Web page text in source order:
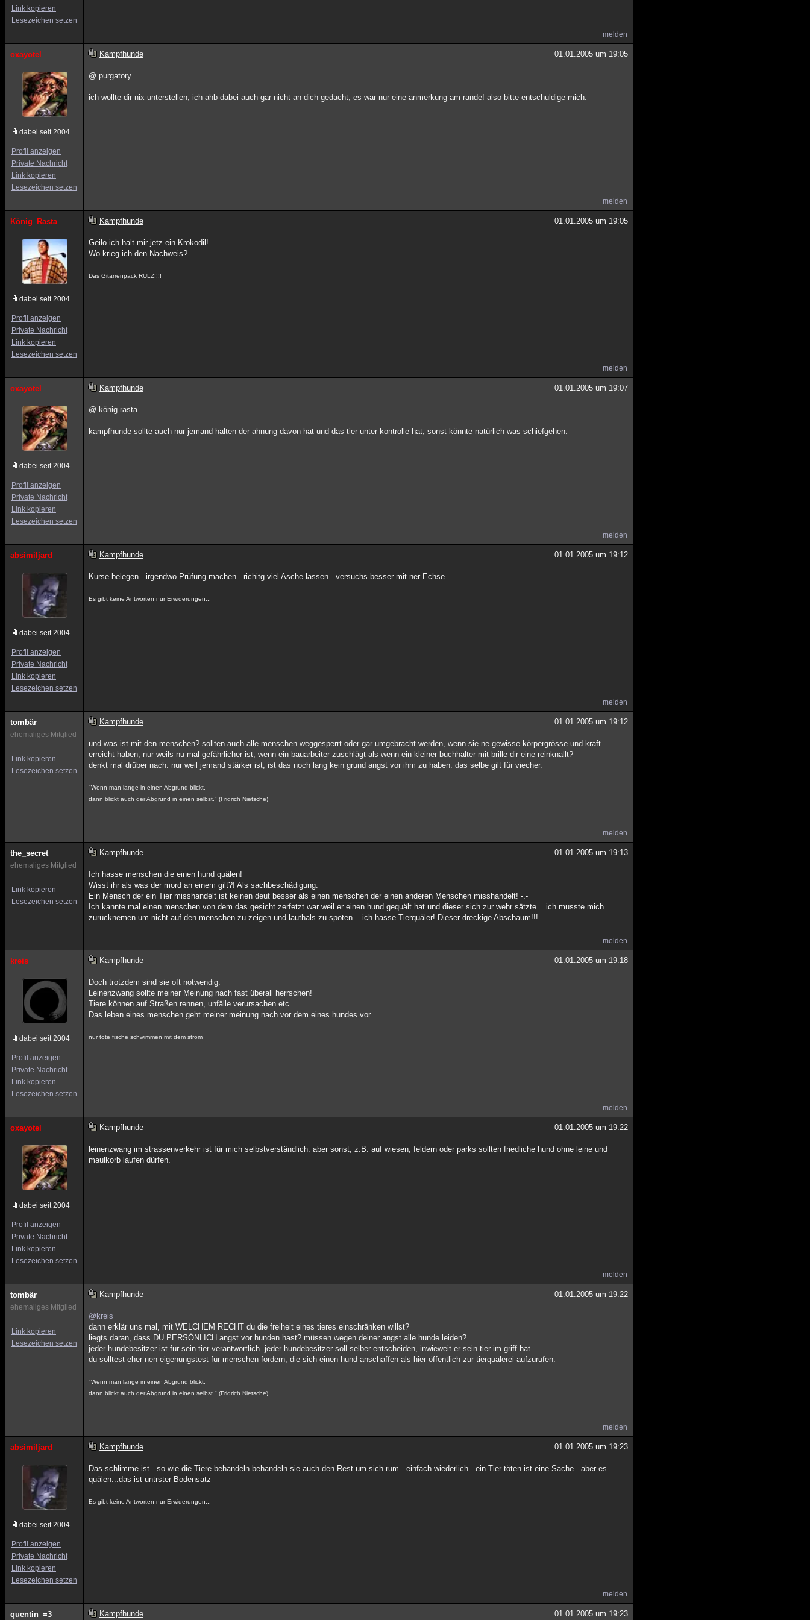
Link kopieren
Lesezeichen setzen
melden
oxayotel
dabei seit 2004
Profil anzeigen
Private Nachricht
Link kopieren
Lesezeichen setzen
Kampfhunde 01.01.2005 um 19:05
@ purgatory
ich wollte dir nix unterstellen, ich ahb dabei auch gar nicht an dich gedacht, es war nur eine anmerkung am rande! also bitte entschuldige mich.
melden
König_Rasta
dabei seit 2004
Profil anzeigen
Private Nachricht
Link kopieren
Lesezeichen setzen
Kampfhunde 01.01.2005 um 19:05
Geilo ich halt mir jetz ein Krokodil!
Wo krieg ich den Nachweis?
Das Gitarrenpack RULZ!!!!
melden
oxayotel
dabei seit 2004
Profil anzeigen
Private Nachricht
Link kopieren
Lesezeichen setzen
Kampfhunde 01.01.2005 um 19:07
@ könig rasta
kampfhunde sollte auch nur jemand halten der ahnung davon hat und das tier unter kontrolle hat, sonst könnte natürlich was schiefgehen.
melden
absimiljard
dabei seit 2004
Profil anzeigen
Private Nachricht
Link kopieren
Lesezeichen setzen
Kampfhunde 01.01.2005 um 19:12
Kurse belegen...irgendwo Prüfung machen...richitg viel Asche lassen...versuchs besser mit ner Echse
Es gibt keine Antworten nur Erwiderungen...
melden
tombär
ehemaliges Mitglied
Link kopieren
Lesezeichen setzen
Kampfhunde 01.01.2005 um 19:12
und was ist mit den menschen? sollten auch alle menschen weggesperrt oder gar umgebracht werden, wenn sie ne gewisse körpergrösse und kraft
erreicht haben, nur weils nu mal gefährlicher ist, wenn ein bauarbeiter zuschlägt als wenn ein kleiner buchhalter mit brille dir eine reinknallt?
denkt mal drüber nach. nur weil jemand stärker ist, ist das noch lang kein grund angst vor ihm zu haben. das selbe gilt für viecher.
"Wenn man lange in einen Abgrund blickt,
dann blickt auch der Abgrund in einen selbst." (Fridrich Nietsche)
melden
the_secret
ehemaliges Mitglied
Link kopieren
Lesezeichen setzen
Kampfhunde 01.01.2005 um 19:13
Ich hasse menschen die einen hund quälen!
Wisst ihr als was der mord an einem gilt?! Als sachbeschädigung.
Ein Mensch der ein Tier misshandelt ist keinen deut besser als einen menschen der einen anderen Menschen misshandelt! -.-
Ich kannte mal einen menschen von dem das gesicht zerfetzt war weil er einen hund gequält hat und dieser sich zur wehr sätzte... ich musste mich
zurücknemen um nicht auf den menschen zu zeigen und lauthals zu spoten... ich hasse Tierquäler! Dieser dreckige Abschaum!!!
melden
kreis
dabei seit 2004
Profil anzeigen
Private Nachricht
Link kopieren
Lesezeichen setzen
Kampfhunde 01.01.2005 um 19:18
Doch trotzdem sind sie oft notwendig.
Leinenzwang sollte meiner Meinung nach fast überall herrschen!
Tiere können auf Straßen rennen, unfälle verursachen etc.
Das leben eines menschen geht meiner meinung nach vor dem eines hundes vor.
nur tote fische schwimmen mit dem strom
melden
oxayotel
dabei seit 2004
Profil anzeigen
Private Nachricht
Link kopieren
Lesezeichen setzen
Kampfhunde 01.01.2005 um 19:22
leinenzwang im strassenverkehr ist für mich selbstverständlich. aber sonst, z.B. auf wiesen, feldern oder parks sollten friedliche hund ohne leine und
maulkorb laufen dürfen.
melden
tombär
ehemaliges Mitglied
Link kopieren
Lesezeichen setzen
Kampfhunde 01.01.2005 um 19:22
@kreis
dann erklär uns mal, mit WELCHEM RECHT du die freiheit eines tieres einschränken willst?
liegts daran, dass DU PERSÖNLICH angst vor hunden hast? müssen wegen deiner angst alle hunde leiden?
jeder hundebesitzer ist für sein tier verantwortlich. jeder hundebesitzer soll selber entscheiden, inwieweit er sein tier im griff hat.
du solltest eher nen eigenungstest für menschen fordern, die sich einen hund anschaffen als hier öffentlich zur tierquälerei aufzurufen.
"Wenn man lange in einen Abgrund blickt,
dann blickt auch der Abgrund in einen selbst." (Fridrich Nietsche)
melden
absimiljard
dabei seit 2004
Profil anzeigen
Private Nachricht
Link kopieren
Lesezeichen setzen
Kampfhunde 01.01.2005 um 19:23
Das schlimme ist...so wie die Tiere behandeln behandeln sie auch den Rest um sich rum...einfach wiederlich...ein Tier töten ist eine Sache...aber es
quälen...das ist untrster Bodensatz
Es gibt keine Antworten nur Erwiderungen...
melden
quentin_=3 Kampfhunde 01.01.2005 um 19:23